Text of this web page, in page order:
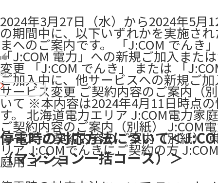
2024年3月27日（水）から2024年5月
の期間中に、以下いずれかを実施さ
まへのご案内です。 「J:COM でんき
「J:COM 電力」への新規ご加入また
変更 「J:COM でんき」 または 「
ご加入中に、他サービスへの新規ご
サービス変更 ご契約内容のご案内（
いて ※本内容は2024年4月11日時点
す。 北海道電力エリア J:COM電力家
ご契約内容のご案内（別紙） J:COM
コース ご契約内容のご案内（別紙）
リア J:COMでんきにご契約の方
庭用コース
55
停電時の対応方法について＜
（マンション一括コース）＞